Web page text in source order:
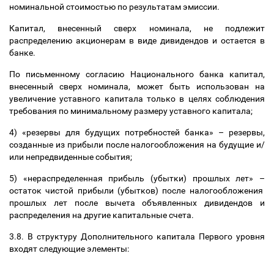
номинальной стоимостью по результатам эмиссии.
Капитал, внесенный сверх номинала, не подлежит
распределению акционерам в виде дивидендов и остается в
банке.
По письменному согласию Национального банка капитал,
внесенный сверх номинала, может быть использован на
увеличение уставного капитала только в целях соблюдения
требования по минимальному размеру уставного капитала;
4) «резервы для будущих потребностей банка» – резервы,
созданные из прибыли после налогообложения на будущие и/
или непредвиденные события;
5) «нераспределенная прибыль (убытки) прошлых лет» –
остаток чистой прибыли (убытков) после налогообложения
прошлых лет после вычета объявленных дивидендов и
распределения на другие капитальные счета.
3.8. В структуру Дополнительного капитала Первого уровня
входят следующие элементы: